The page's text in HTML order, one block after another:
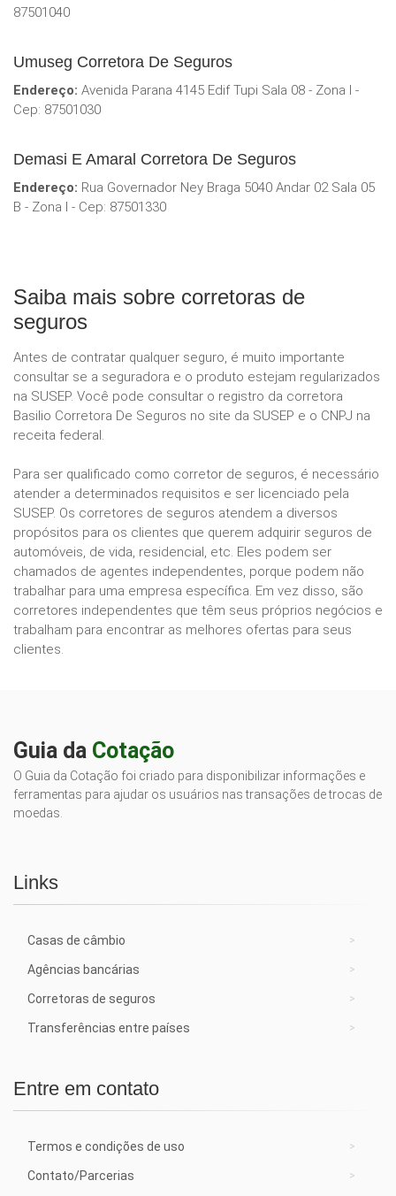
87501040
Umuseg Corretora De Seguros
Endereço: Avenida Parana 4145 Edif Tupi Sala 08 - Zona I -
Cep: 87501030
Demasi E Amaral Corretora De Seguros
Endereço: Rua Governador Ney Braga 5040 Andar 02 Sala 05
B - Zona I - Cep: 87501330
Saiba mais sobre corretoras de
seguros
Antes de contratar qualquer seguro, é muito importante
consultar se a seguradora e o produto estejam regularizados
na SUSEP. Você pode consultar o registro da corretora
Basilio Corretora De Seguros no site da SUSEP e o CNPJ na
receita federal.
Para ser qualificado como corretor de seguros, é necessário
atender a determinados requisitos e ser licenciado pela
SUSEP. Os corretores de seguros atendem a diversos
propósitos para os clientes que querem adquirir seguros de
automóveis, de vida, residencial, etc. Eles podem ser
chamados de agentes independentes, porque podem não
trabalhar para uma empresa específica. Em vez disso, são
corretores independentes que têm seus próprios negócios e
trabalham para encontrar as melhores ofertas para seus
clientes.
Guia da Cotação
O Guia da Cotação foi criado para disponibilizar informações e
ferramentas para ajudar os usuários nas transações de trocas de
moedas.
Links
Casas de câmbio
Agências bancárias
Corretoras de seguros
Transferências entre países
Entre em contato
Termos e condições de uso
Contato/Parcerias